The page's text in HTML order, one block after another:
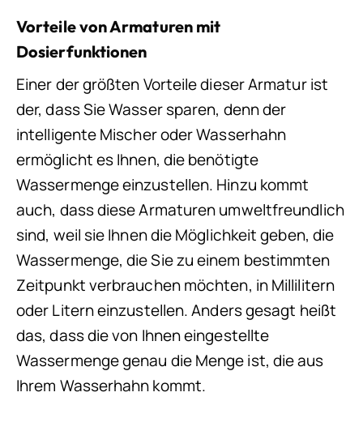
Vorteile von Armaturen mit
Dosierfunktionen
Einer der größten Vorteile dieser Armatur ist
der, dass Sie Wasser sparen, denn der
intelligente Mischer oder Wasserhahn
ermöglicht es Ihnen, die benötigte
Wassermenge einzustellen. Hinzu kommt
auch, dass diese Armaturen umweltfreundlich
sind, weil sie Ihnen die Möglichkeit geben, die
Wassermenge, die Sie zu einem bestimmten
Zeitpunkt verbrauchen möchten, in Millilitern
oder Litern einzustellen. Anders gesagt heißt
das, dass die von Ihnen eingestellte
Wassermenge genau die Menge ist, die aus
Ihrem Wasserhahn kommt.